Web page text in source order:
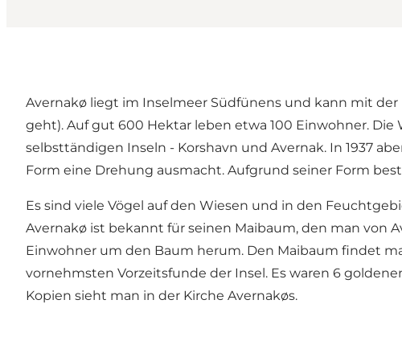
Avernakø liegt im Inselmeer Südfünens und kann mit
geht). Auf gut 600 Hektar leben etwa 100 Einwohner.
selbsttändigen Inseln - Korshavn und Avernak. In 1937
Form eine Drehung ausmacht. Aufgrund seiner Form
Es sind viele Vögel auf den Wiesen und in den
Avernakø ist bekannt für seinen Maibaum, den man von
Einwohner um den Baum herum. Den Maibaum findet
vornehmsten Vorzeitsfunde der Insel. Es waren 6
Kopien sieht man in der Kirche Avernakøs.